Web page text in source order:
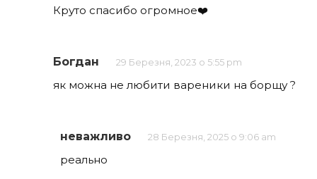
Круто спасибо огромное❤️
Богдан 29 Березня, 2023 о 5:55 pm
як можна не любити вареники на борщу ?
неважливо 28 Березня, 2025 о 9:06 am
реально